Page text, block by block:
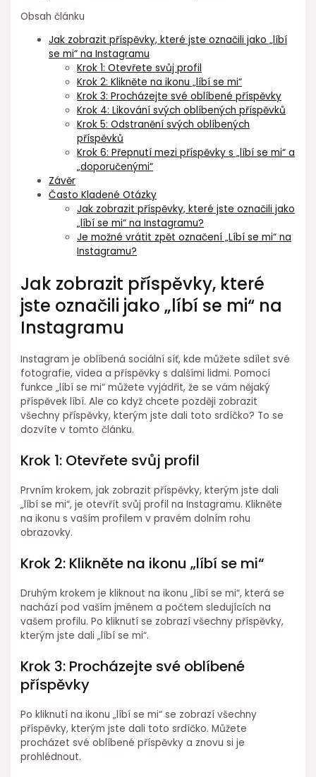
Obsah článku
Jak zobrazit příspěvky, které jste označili jako „líbí
se mi“ na Instagramu
Krok 1: Otevřete svůj profil
Krok 2: Klikněte na ikonu „líbí se mi“
Krok 3: Procházejte své oblíbené příspěvky
Krok 4: Likování svých oblíbených příspěvků
Krok 5: Odstranění svých oblíbených
příspěvků
Krok 6: Přepnutí mezi příspěvky s „líbí se mi“ a
„doporučenými“
Závěr
Často Kladené Otázky
Jak zobrazit příspěvky, které jste označili jako
„líbí se mi“ na Instagramu?
Je možné vrátit zpět označení „Líbí se mi“ na
Instagramu?
Jak zobrazit příspěvky, které
jste označili jako „líbí se mi“ na
Instagramu
Instagram je oblíbená sociální síť, kde můžete sdílet své
fotografie, videa a příspěvky s dalšími lidmi. Pomocí
funkce „líbí se mi“ můžete vyjádřit, že se vám nějaký
příspěvek líbí. Ale co když chcete později zobrazit
všechny příspěvky, kterým jste dali toto srdíčko? To se
dozvíte v tomto článku.
Krok 1: Otevřete svůj profil
Prvním krokem, jak zobrazit příspěvky, kterým jste dali
„líbí se mi“, je otevřít svůj profil na Instagramu. Klikněte
na ikonu s vaším profilem v pravém dolním rohu
obrazovky.
Krok 2: Klikněte na ikonu „líbí se mi“
Druhým krokem je kliknout na ikonu „líbí se mi“, která se
nachází pod vaším jménem a počtem sledujících na
vašem profilu. Po kliknutí se zobrazí všechny příspěvky,
kterým jste dali „líbí se mi“.
Krok 3: Procházejte své oblíbené
příspěvky
Po kliknutí na ikonu „líbí se mi“ se zobrazí všechny
příspěvky, kterým jste dali toto srdíčko. Můžete
procházet své oblíbené příspěvky a znovu si je
prohlédnout.